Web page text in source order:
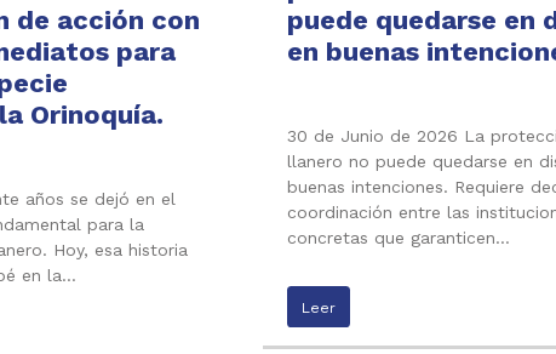
de acción con
para
Orinoquía.
años se dejó en el
para la
Hoy, esa historia
en la…
puede quedarse en
en buenas
30 de Junio de 2026 La
llanero no puede quedarse en
buenas intenciones. Requiere
coordinación entre las
concretas que garanticen…
Leer